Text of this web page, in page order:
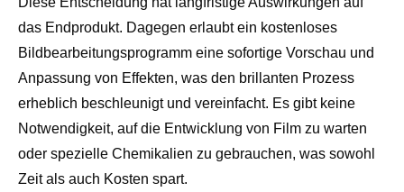
das Endprodukt. Dagegen erlaubt ein kostenloses
Bildbearbeitungsprogramm eine sofortige Vorschau und
Anpassung von Effekten, was den brillanten Prozess
erheblich beschleunigt und vereinfacht. Es gibt keine
Notwendigkeit, auf die Entwicklung von Film zu warten
oder spezielle Chemikalien zu gebrauchen, was sowohl
Zeit als auch Kosten spart.